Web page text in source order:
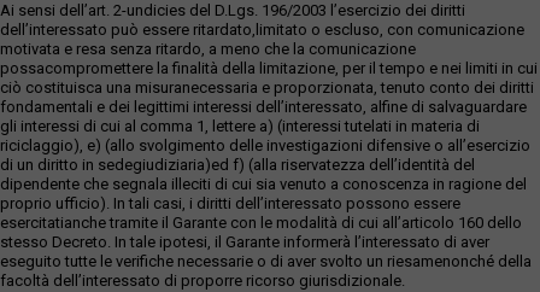
Ai sensi dell’art. 2-undicies del D.Lgs. 196/2003 l’esercizio dei diritti
dell’interessato può essere ritardato,limitato o escluso, con comunicazione
motivata e resa senza ritardo, a meno che la comunicazione
possacompromettere la finalità della limitazione, per il tempo e nei limiti in cui
ciò costituisca una misuranecessaria e proporzionata, tenuto conto dei diritti
fondamentali e dei legittimi interessi dell’interessato, alfine di salvaguardare
gli interessi di cui al comma 1, lettere a) (interessi tutelati in materia di
riciclaggio), e) (allo svolgimento delle investigazioni difensive o all’esercizio
di un diritto in sedegiudiziaria)ed f) (alla riservatezza dell’identità del
dipendente che segnala illeciti di cui sia venuto a conoscenza in ragione del
proprio ufficio). In tali casi, i diritti dell’interessato possono essere
esercitatianche tramite il Garante con le modalità di cui all’articolo 160 dello
stesso Decreto. In tale ipotesi, il Garante informerà l’interessato di aver
eseguito tutte le verifiche necessarie o di aver svolto un riesamenonché della
facoltà dell’interessato di proporre ricorso giurisdizionale.